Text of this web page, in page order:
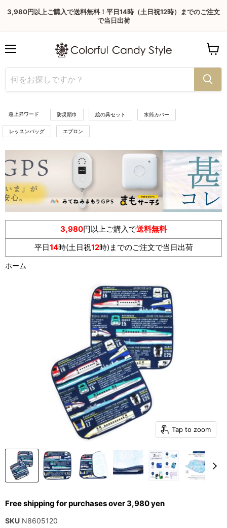
3,980円以上ご購入で送料無料！平日14時（土日祝12時）までのご注文
で当日出荷
cart
急上昇ワード 防災頭巾 絵の具セット 水筒カバー
レッスンバッグ エプロン
3,980円以上ご購入で送料無料
平日14時(土日祝12時)までのご注文で当日出荷
ホーム
Tap to zoom
Free shipping for purchases over 3,980 yen
SKU N8605120